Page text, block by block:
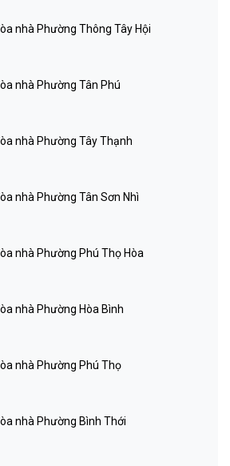
nhà Phường Thông Tây Hội
nhà Phường Tân Phú
nhà Phường Tây Thạnh
nhà Phường Tân Sơn Nhì
nhà Phường Phú Thọ Hòa
nhà Phường Hòa Bình
nhà Phường Phú Thọ
nhà Phường Bình Thới